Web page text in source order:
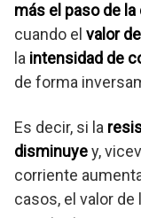
más el paso de
cuando el valor
la intensidad de
de forma
Es decir, si la
disminuyey,
corriente
casos, el valor de